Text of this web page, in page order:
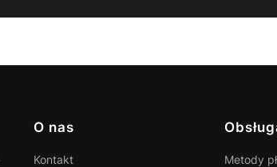
Linki w stopce
O nas
Kontakt
Metody